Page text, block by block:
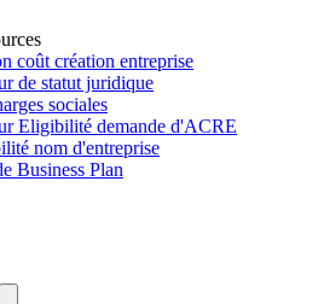
coût création entreprise
de statut juridique
sociales
Eligibilité demande d'ACRE
nom d'entreprise
Business Plan